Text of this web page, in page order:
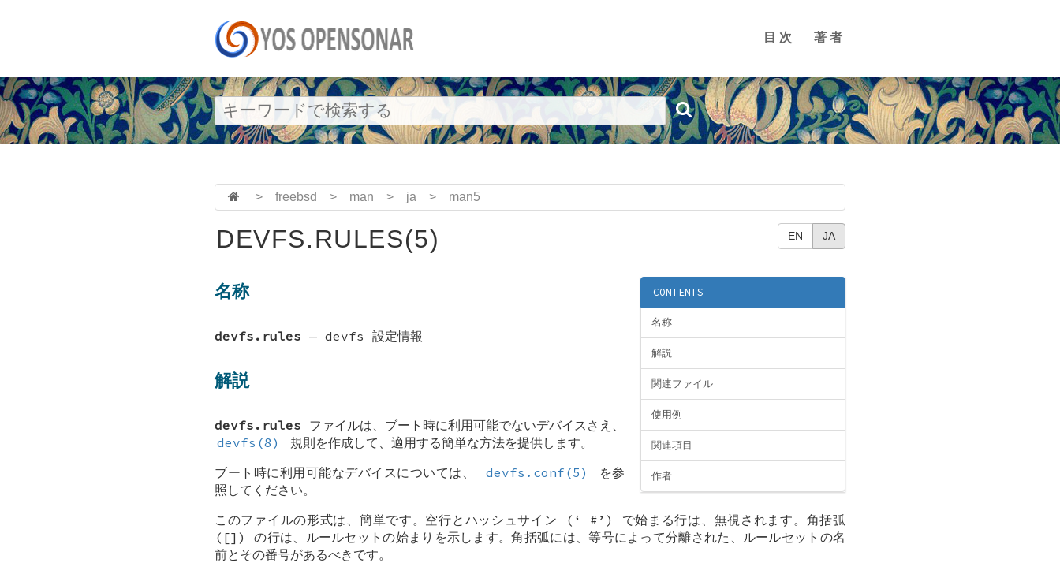
目次 著者
> freebsd > man > ja > man5
EN JA
DEVFS.RULES(5)
CONTENTS
名称
解説
関連ファイル
使用例
関連項目
作者
名称
devfs.rules — devfs 設定情報
解説
devfs.rules ファイルは、ブート時に利用可能でないデバイスさえ、
devfs(8)
規則を作成して、適用する簡単な方法を提供します。
ブート時に利用可能なデバイスについては、
devfs.conf(5)
を参
照してください。
このファイルの形式は、簡単です。空行とハッシュサイン (‘ # ’) で始まる行は、無視されます。角括弧
([]) の行は、ルールセットの始まりを示します。角括弧には、等号によって分離された、ルールセットの名
前とその番号があるべきです。